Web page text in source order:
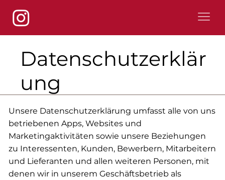
Datenschutzerklär
ung
Unsere Datenschutzerklärung umfasst alle von uns
betriebenen Apps, Websites und
Marketingaktivitäten sowie unsere Beziehungen
zu Interessenten, Kunden, Bewerbern, Mitarbeitern
und Lieferanten und allen weiteren Personen, mit
denen wir in unserem Geschäftsbetrieb als